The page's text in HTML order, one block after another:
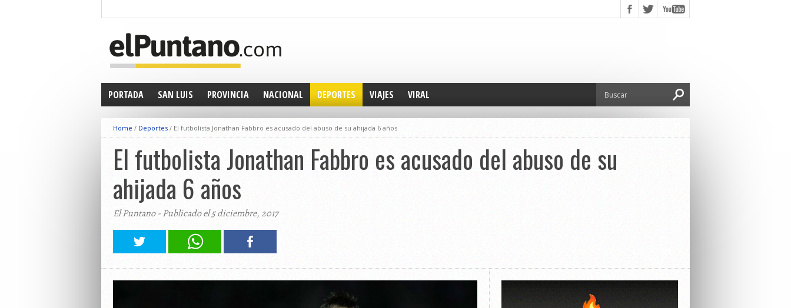
PORTADA SAN LUIS PROVINCIA NACIONAL DEPORTES VIAJES VIRAL
Home / Deportes / El futbolista Jonathan Fabbro es acusado del abuso de su ahijada 6 años
El futbolista Jonathan Fabbro es acusado del abuso de su
ahijada 6 años
El Puntano - Publicado el 5 diciembre, 2017